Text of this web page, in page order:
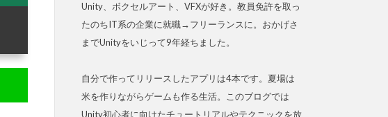
Unity、ボクセルアート、VFXが好き。教員免許を取っ
たのちIT系の企業に就職→フリーランスに。おかげさ
までUnityをいじって9年経ちました。
自分で作ってリリースしたアプリは4本です。夏場は
米を作りながらゲームも作る生活。このブログでは
Unity初心者に向けたチュートリアルやテクニックを放